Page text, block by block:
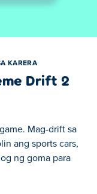
KARERA
Drift 2
Mag-drift sa
ang sports cars,
ng goma para